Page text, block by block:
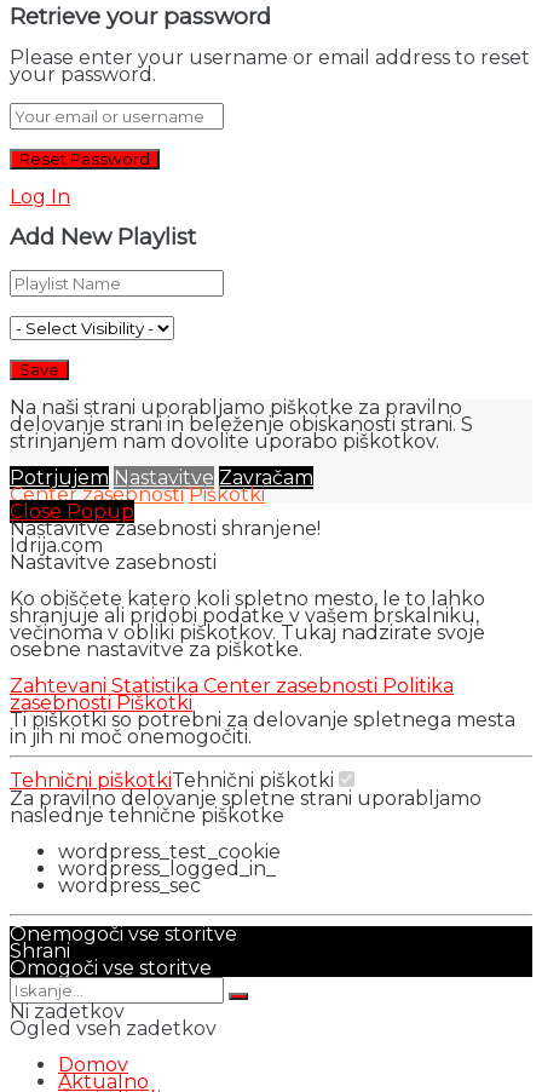
Retrieve your password
Please enter your username or email address to reset
your password.
Log In
Add New Playlist
Na naši strani uporabljamo piškotke za pravilno
delovanje strani in beleženje obiskanosti strani. S
strinjanjem nam dovolite uporabo piškotkov.
Potrjujem Nastavitve Zavračam
Center zasebnosti Piškotki
Close Popup
Nastavitve zasebnosti shranjene!
Idrija.com
Nastavitve zasebnosti
Ko obiščete katero koli spletno mesto, le to lahko
shranjuje ali pridobi podatke v vašem brskalniku,
večinoma v obliki piškotkov. Tukaj nadzirate svoje
osebne nastavitve za piškotke.
Zahtevani Statistika Center zasebnosti Politika
zasebnostiPiškotki
Ti piškotki so potrebni za delovanje spletnega mesta
in jih ni moč onemogočiti.
Tehnični piškotkiTehnični piškotki
Za pravilno delovanje spletne strani uporabljamo
naslednje tehnične piškotke
wordpress_test_cookie
wordpress_logged_in_
wordpress_sec
Onemogoči vse storitve
Shrani
Omogoči vse storitve
Ni zadetkov
Ogled vseh zadetkov
Domov
Aktualno